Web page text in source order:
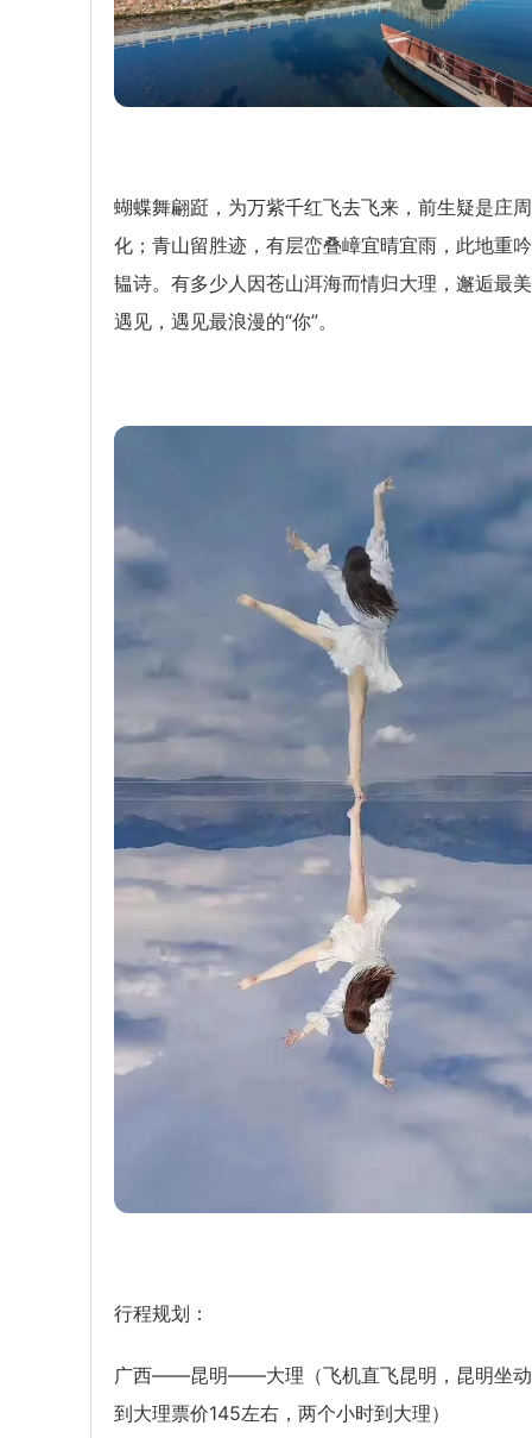
蝴蝶舞翩跹，为万紫千红飞去飞来，前生疑是庄周
化；青山留胜迹，有层峦叠嶂宜晴宜雨，此地重
韫诗。有多少人因苍山洱海而情归大理，邂逅最
遇见，遇见最浪漫的“你”。
行程规划：
广西——昆明——大理（飞机直飞昆明，昆明坐
到大理票价145左右，两个小时到大理）